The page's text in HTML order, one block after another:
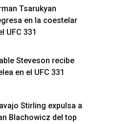
Tsarukyan
en la coestelar
UFC 331
Steveson recibe
en el UFC 331
Stirling expulsa a
Blachowicz del top